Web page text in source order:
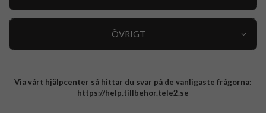
ÖVRIGT
Integritetspolicy
Via vårt hjälpcenter så hittar du svar på de vanligaste frågorna:
https://help.tillbehor.tele2.se